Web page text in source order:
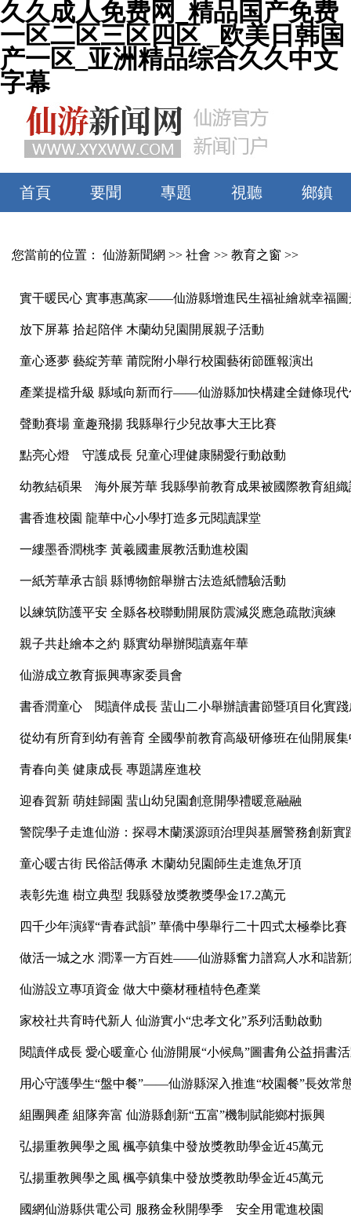
久久成人免费网_精品国产免费
一区二区三区四区 _欧美日韩国
产一区_亚洲精品综合久久中文
字幕
首頁 要聞 專題 視聽 鄉鎮
您當前的位置： 仙游新聞網 >> 社會 >> 教育之窗 >>
實干暖民心 實事惠萬家——仙游縣增進民生福祉繪就幸福圖
放下屏幕 拾起陪伴 木蘭幼兒園開展親子活動
童心逐夢 藝綻芳華 莆院附小舉行校園藝術節匯報演出
產業提檔升級 縣域向新而行——仙游縣加快構建全鏈條現代
聲動賽場 童趣飛揚 我縣舉行少兒故事大王比賽
點亮心燈 守護成長 兒童心理健康關愛行動啟動
幼教結碩果 海外展芳華 我縣學前教育成果被國際教育組織
書香進校園 龍華中心小學打造多元閱讀課堂
一縷墨香潤桃李 黃羲國畫展教活動進校園
一紙芳華承古韻 縣博物館舉辦古法造紙體驗活動
以練筑防護平安 全縣各校聯動開展防震減災應急疏散演練
親子共赴繪本之約 縣實幼舉辦閱讀嘉年華
仙游成立教育振興專家委員會
書香潤童心 閱讀伴成長 蜚山二小舉辦讀書節暨項目化實踐
從幼有所育到幼有善育 全國學前教育高級研修班在仙開展
青春向美 健康成長 專題講座進校
迎春賀新 萌娃歸園 蜚山幼兒園創意開學禮暖意融融
警院學子走進仙游：探尋木蘭溪源頭治理與基層警務創新實
童心暖古街 民俗話傳承 木蘭幼兒園師生走進魚牙頂
表彰先進 樹立典型 我縣發放獎教獎學金17.2萬元
四千少年演繹“青春武韻” 華僑中學舉行二十四式太極拳比賽
做活一城之水 潤澤一方百姓——仙游縣奮力譜寫人水和諧新
仙游設立專項資金 做大中藥材種植特色產業
家校社共育時代新人 仙游實小“忠孝文化”系列活動啟動
閱讀伴成長 愛心暖童心 仙游開展“小候鳥”圖書角公益捐書
用心守護學生“盤中餐”——仙游縣深入推進“校園餐”長效常
組團興產 組隊奔富 仙游縣創新“五富”機制賦能鄉村振興
弘揚重教興學之風 楓亭鎮集中發放獎教助學金近45萬元
弘揚重教興學之風 楓亭鎮集中發放獎教助學金近45萬元
國網仙游縣供電公司 服務金秋開學季 安全用電進校園